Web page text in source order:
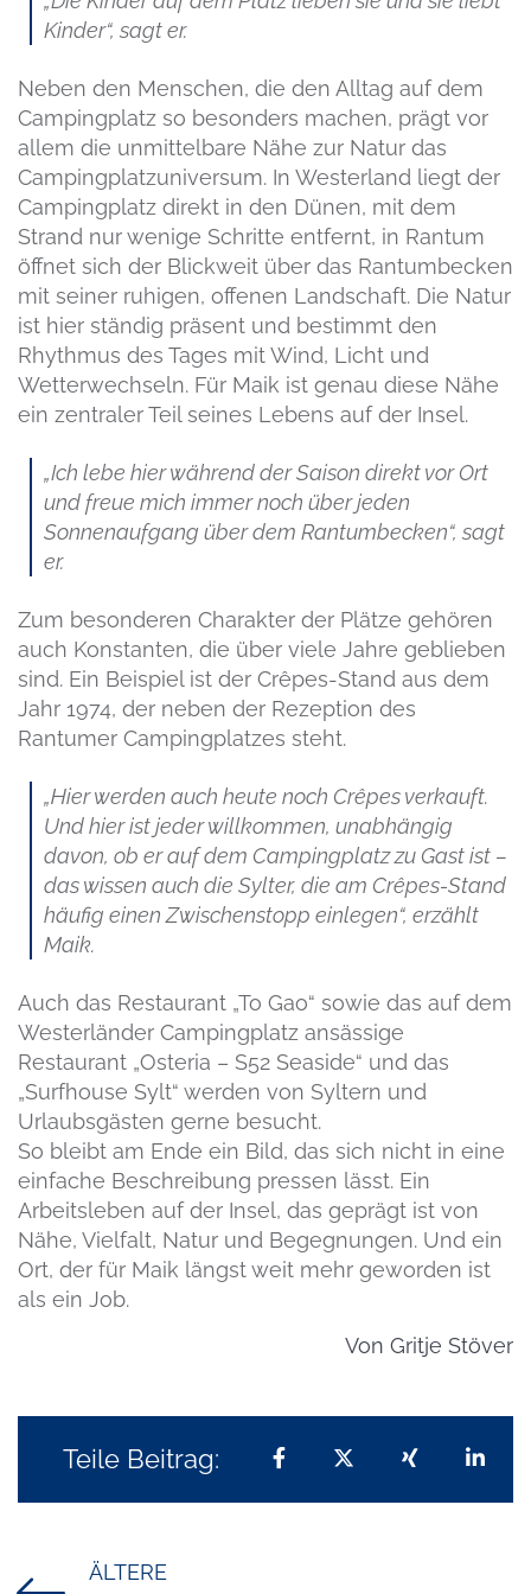
Kinder“, sagt er.
Neben den Menschen, die den Alltag auf dem
Campingplatz so besonders machen, prägt vor
allem die unmittelbare Nähe zur Natur das
Campingplatzuniversum. In Westerland liegt der
Campingplatz direkt in den Dünen, mit dem
Strand nur wenige Schritte entfernt, in Rantum
öffnet sich der Blickweit über das Rantumbecken
mit seiner ruhigen, offenen Landschaft. Die Natur
ist hier ständig präsent und bestimmt den
Rhythmus des Tages mit Wind, Licht und
Wetterwechseln. Für Maik ist genau diese Nähe
ein zentraler Teil seines Lebens auf der Insel.
„Ich lebe hier während der Saison direkt vor Ort
und freue mich immer noch über jeden
Sonnenaufgang über dem Rantumbecken“, sagt
er.
Zum besonderen Charakter der Plätze gehören
auch Konstanten, die über viele Jahre geblieben
sind. Ein Beispiel ist der Crêpes-Stand aus dem
Jahr 1974, der neben der Rezeption des
Rantumer Campingplatzes steht.
„Hier werden auch heute noch Crêpes verkauft.
Und hier ist jeder willkommen, unabhängig
davon, ob er auf dem Campingplatz zu Gast ist –
das wissen auch die Sylter, die am Crêpes-Stand
häufig einen Zwischenstopp einlegen“, erzählt
Maik.
Auch das Restaurant „To Gao“ sowie das auf dem
Westerländer Campingplatz ansässige
Restaurant „Osteria – S52 Seaside“ und das
„Surfhouse Sylt“ werden von Syltern und
Urlaubsgästen gerne besucht.
So bleibt am Ende ein Bild, das sich nicht in eine
einfache Beschreibung pressen lässt. Ein
Arbeitsleben auf der Insel, das geprägt ist von
Nähe, Vielfalt, Natur und Begegnungen. Und ein
Ort, der für Maik längst weit mehr geworden ist
als ein Job.
Von Gritje Stöver
Teile Beitrag: Teilen auf Facebook
Teilen auf X
Teilen auf
ÄLTERE